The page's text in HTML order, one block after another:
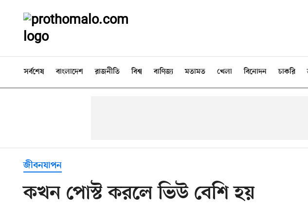
সর্বশেষ বাংলাদেশ রাজনীতি বিশ্ব বাণিজ্য মতামত খেলা বিনোদন চাকরি
জীবনযাপন
কখন পোস্ট করলে ভিউ বেশি হয়